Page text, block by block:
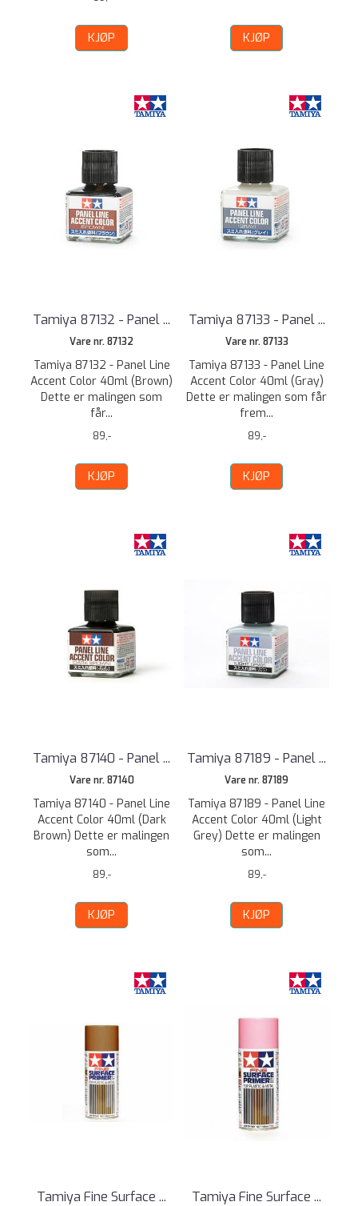
KJØP KJØP
Tamiya 87132 - Panel ...
Vare nr. 87132
Tamiya 87132 - Panel Line
Accent Color 40ml (Brown)
Dette er malingen som
får...
89,-
KJØP
Tamiya 87133 - Panel ...
Vare nr. 87133
Tamiya 87133 - Panel Line
Accent Color 40ml (Gray)
Dette er malingen som får
frem...
89,-
KJØP
Tamiya 87140 - Panel ...
Vare nr. 87140
Tamiya 87140 - Panel Line
Accent Color 40ml (Dark
Brown) Dette er malingen
som...
89,-
KJØP
Tamiya 87189 - Panel ...
Vare nr. 87189
Tamiya 87189 - Panel Line
Accent Color 40ml (Light
Grey) Dette er malingen
som...
89,-
KJØP
Tamiya Fine Surface ... Tamiya Fine Surface ...